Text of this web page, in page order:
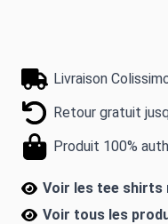
Livraison
Retour gratuit
Produit 100%
Voir les tee shirts
Voir tous les